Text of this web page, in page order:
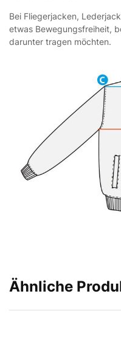
Bei Fliegerjacken,
etwas Bewegungsfreiheit,
darunter tragen möchten.
Ähnliche